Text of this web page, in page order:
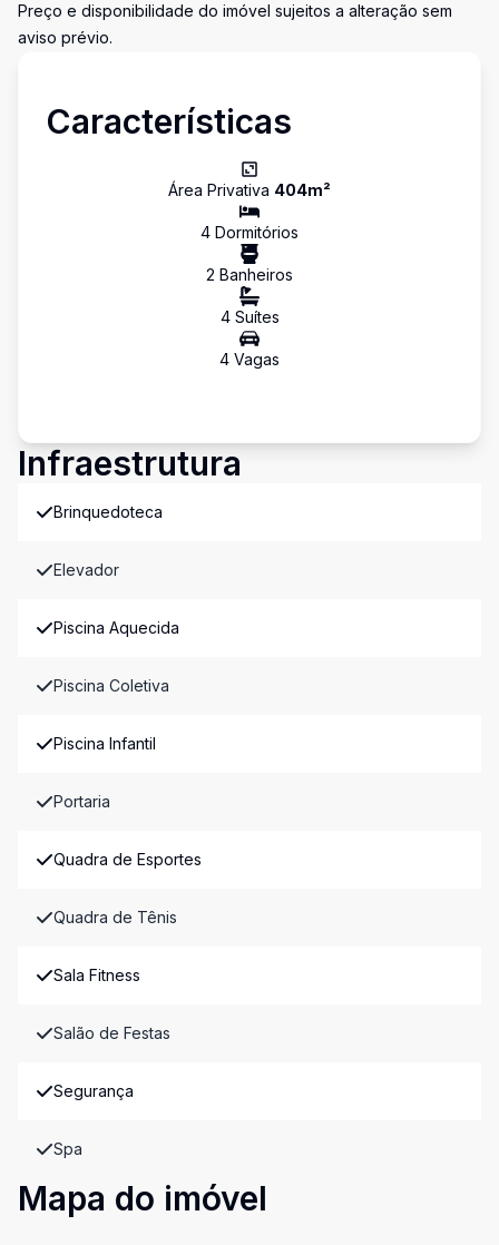
Preço e disponibilidade do imóvel sujeitos a alteração sem
aviso prévio.
Características
Área Privativa 404m²
4 Dormitórios
2 Banheiros
4Suítes
4 Vagas
Infraestrutura
Brinquedoteca
Elevador
Piscina Aquecida
Piscina Coletiva
Piscina Infantil
Portaria
Quadra de Esportes
Quadra de Tênis
Sala Fitness
Salão de Festas
Segurança
Spa
Mapa do imóvel